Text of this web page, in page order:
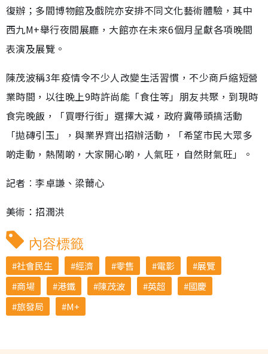
復辦；多間博物館及戲院亦安排不同文化藝術體驗，其中
西九M+舉行夜間展廳，大館亦在未來6個月呈獻各項晚間
表演及展覽。
陳茂波稱3年疫情令不少人改變生活習慣，不少商戶縮短營
業時間，以往晚上9時許尚能「食住等」朋友共聚，到現時
食完晚飯，「買嘢行街」選擇大減，政府冀帶頭搞活動
「拋磚引玉」，與業界齊出招辦活動，「希望市民大眾多
啲走動，熱鬧啲，大家開心啲，人氣旺，自然財氣旺」。
記者︰李卓謙、梁薾心
美術：招潤洪
內容標籤
社會民生 經濟 零售 電影
展覽
商場
港鐵 陳茂波 英超
國慶
旅發局
M+